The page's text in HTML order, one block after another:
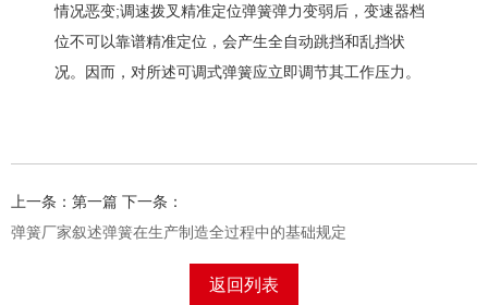
情况恶变;调速拨叉精准定位弹簧弹力变弱后，变速器档
位不可以靠谱精准定位，会产生全自动跳挡和乱挡状
况。因而，对所述可调式弹簧应立即调节其工作压力。
上一条：第一篇 下一条：
弹簧厂家叙述弹簧在生产制造全过程中的基础规定
返回列表